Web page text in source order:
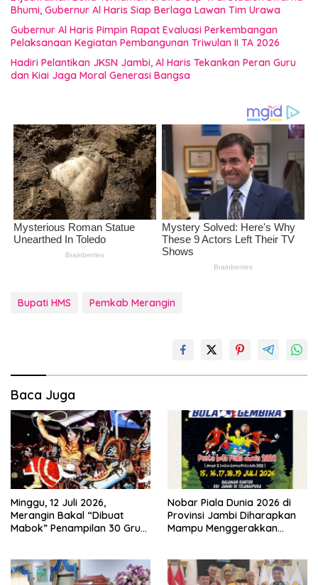
Bhumi, Gubernur Al Haris Siap Berlaga Lawan Tim Urawa
Gubernur Al Haris Pimpin Rapat Evaluasi Perkembangan
Pelaksanaan Kegiatan Pembangunan Triwulan II TA 2026
Hadiri Pelantikan JKSN Jambi, Al Haris Tekankan Peran Guru
dan Kiai Jaga Moral Generasi Bangsa
Bupati HMS Pemkab Merangin
Baca Juga
Minggu, 12 Juli 2026,
Merangin Bakal “Dibuat
Mabok” Penampilan 30 Grup
Nobar Piala Dunia 2026 di
Provinsi Jambi Diharapkan
Mampu Menggerakkan